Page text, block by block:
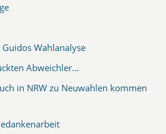
Wahlanalyse
Abweichler...
in NRW zu Neuwahlen kommen